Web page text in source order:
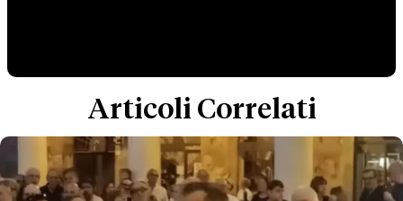
Articoli Correlati